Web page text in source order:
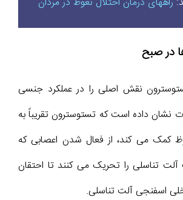
در صبح
نقش اصلی را در عملکرد جنسی
نشان داده است که تستوسترون تقریباً به
کمک می کند، از فعال شدن اعصابی که
تناسلی را تحریک می کنند تا احتقان
اسفنجی آلت تناسلی.